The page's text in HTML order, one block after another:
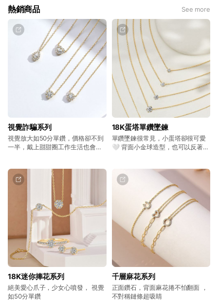
熱銷商品 See more
視覺詐騙系列
視覺放大如50分單鑽，價格卻不到
一半，戴上甜甜圈工作生活也會甜
18K蛋塔單鑽墜鍊
單鑽墜鍊很常見，小蛋塔卻很可愛
🤍 背面小金球造型，也可以反著戴
18K迷你捧花系列
絕美愛心爪子，少女心噴發， 視覺
如50分單鑽
千層麻花系列
正面鑽石，背面麻花捲不怕翻面 ，
不對稱鏈條超吸睛